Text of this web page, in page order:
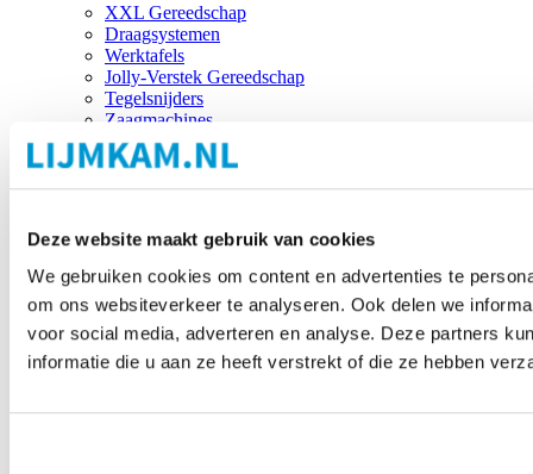
Deze website maakt gebruik van cookies
We gebruiken cookies om content en advertenties te
om ons websiteverkeer te analyseren. Ook delen we
voor social media, adverteren en analyse. Deze partners
informatie die u aan ze heeft verstrekt of die ze hebben
XXL Gereedschap
Draagsystemen
Werktafels
Jolly-Verstek Gereedschap
Tegelsnijders
Zaagmachines
Merken